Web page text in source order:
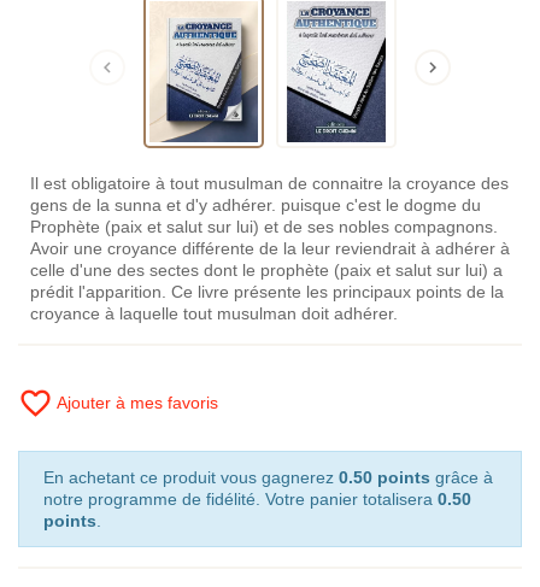
 
Il est obligatoire à tout musulman de connaitre la croyance des
gens de la sunna et d'y adhérer. puisque c'est le dogme du
Prophète (paix et salut sur lui) et de ses nobles compagnons.
Avoir une croyance différente de la leur reviendrait à adhérer à
celle d'une des sectes dont le prophète (paix et salut sur lui) a
prédit l'apparition. Ce livre présente les principaux points de la
croyance à laquelle tout musulman doit adhérer.
favorite_border Ajouter à mes favoris
En achetant ce produit vous gagnerez 0.50 points grâce à
notre programme de fidélité. Votre panier totalisera 0.50
points